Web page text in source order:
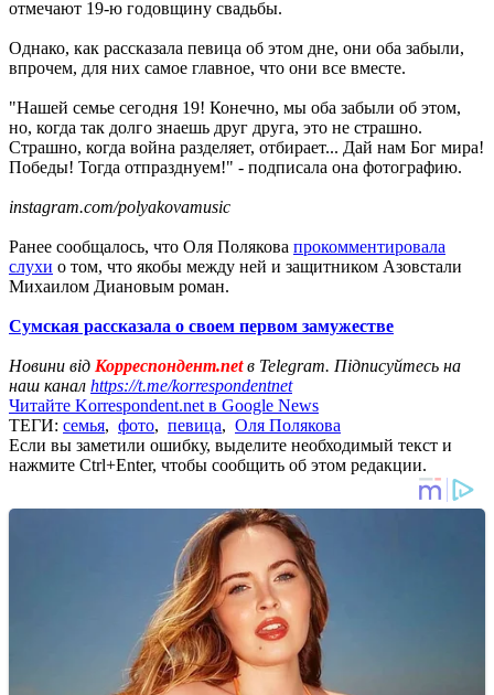
отмечают 19-ю годовщину свадьбы.
Однако, как рассказала певица об этом дне, они оба забыли,
впрочем, для них самое главное, что они все вместе.
"Нашей семье сегодня 19! Конечно, мы оба забыли об этом,
но, когда так долго знаешь друг друга, это не страшно.
Страшно, когда война разделяет, отбирает... Дай нам Бог мира!
Победы! Тогда отпразднуем!" - подписала она фотографию.
instagram.com/polyakovamusic
Ранее сообщалось, что Оля Полякова прокомментировала
слухи о том, что якобы между ней и защитником Азовстали
Михаилом Диановым роман.
Сумская рассказала о своем первом замужестве
Новини від Корреспондент.netв Telegram. Підписуйтесь на
наш канал https://t.me/korrespondentnet
Читайте Korrespondent.net в Google News
ТЕГИ: семья, фото, певица, Оля Полякова
Если вы заметили ошибку, выделите необходимый текст и
нажмите Ctrl+Enter, чтобы сообщить об этом редакции.